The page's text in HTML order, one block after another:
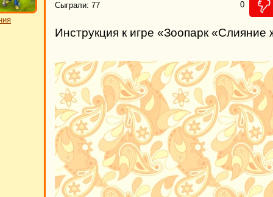
Сыграли: 77 0
Инструкция к игре «Зоопарк «Слияние